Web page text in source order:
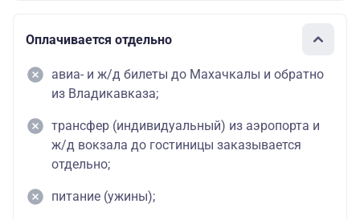
Оплачивается отдельно
авиа- и ж/д билеты до Махачкалы и обратно
из Владикавказа;
трансфер (индивидуальный) из аэропорта и
ж/д вокзала до гостиницы заказывается
отдельно;
питание (ужины);